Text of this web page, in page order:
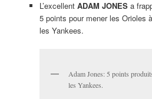
L’excellent ADAM JONESa
5 points pour mener les Orioles
les Yankees.
Adam Jones: 5 points
les Yankees.